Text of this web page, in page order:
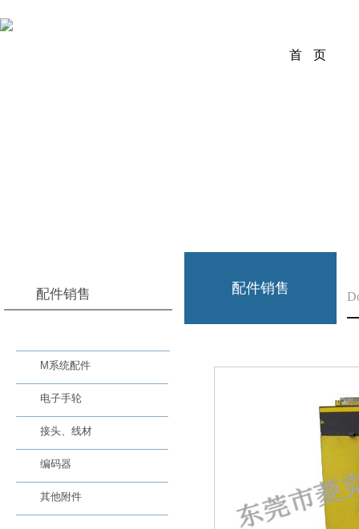
首 页
配件销售
M系统配件
电子手轮
接头、线材
编码器
其他附件
配件销售